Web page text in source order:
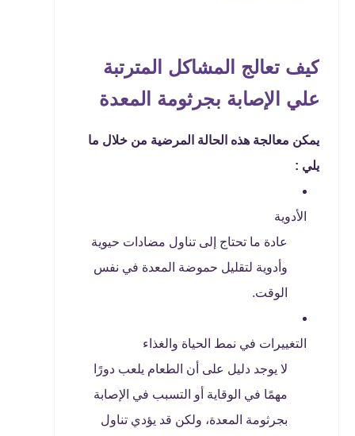
كيف تعالج المشاكل المترتبة
علي الإصابة بجرثومة المعدة
يمكن معالجة هذه الحالة المرضية من خلال ما
يلي :
الأدوية
عادة ما تحتاج إلى تناول مضادات حيوية
وأدوية لتقليل حموضة المعدة في نفس
الوقت.
التغييرات في نمط الحياة والغذاء
لا يوجد دليل على أن الطعام يلعب دورًا
مهمًا في الوقاية أو التسبب في الإصابة
بجرثومة المعدة، ولكن قد يؤدي تناول